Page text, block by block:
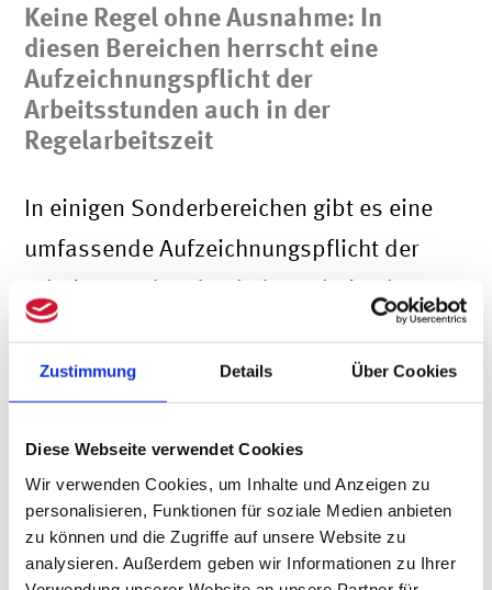
Zustimmung Details Über Cookies
Diese Webseite verwendet Cookies
Wir verwenden Cookies, um Inhalte und Anzeigen zu
personalisieren, Funktionen für soziale Medien anbieten
zu können und die Zugriffe auf unsere Website zu
analysieren. Außerdem geben wir Informationen zu Ihrer
Keine Regel ohne Ausnahme: In
diesen Bereichen herrscht eine
Aufzeichnungspflicht der
Arbeitsstunden auch in der
Regelarbeitszeit
In einigen Sonderbereichen gibt es eine
umfassende Aufzeichnungspflicht der
Arbeitsstunden durch den Arbeitgeber.
Sie gilt für folgende Beschäftigte:
Beschäftigte im Straßentransport (§
Personengruppen bestimmter
Branchen (§ 17 Mindestlohngesetz in
Verbindung mit § 2a